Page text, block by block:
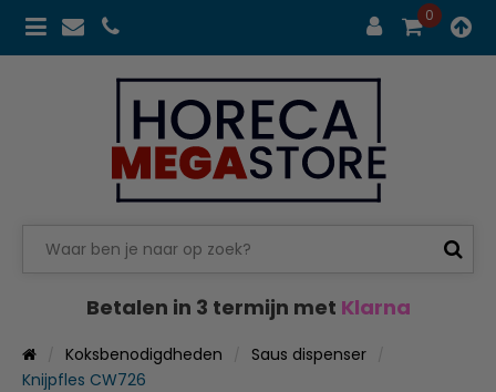
0
Betalen in 3 termijn met Klarna
Koksbenodigdheden
Saus dispenser
Knijpfles CW726